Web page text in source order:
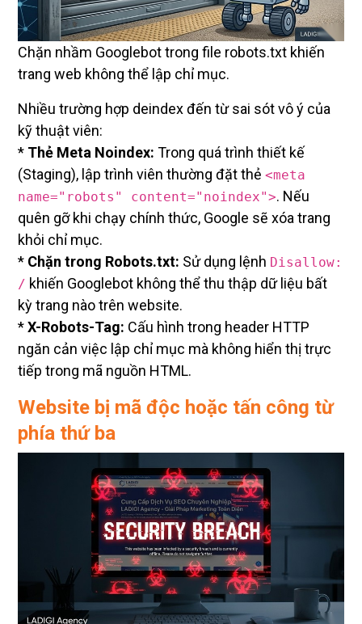
Chặn nhầm Googlebot trong file robots.txt khiến
trang web không thể lập chỉ mục.
Nhiều trường hợp deindex đến từ sai sót vô ý của
kỹ thuật viên:
* Thẻ Meta Noindex: Trong quá trình thiết kế
(Staging), lập trình viên thường đặt thẻ <meta
name="robots" content="noindex">. Nếu
quên gỡ khi chạy chính thức, Google sẽ xóa trang
khỏi chỉ mục.
* Chặn trong Robots.txt: Sử dụng lệnh Disallow:
/ khiến Googlebot không thể thu thập dữ liệu bất
kỳ trang nào trên website.
*X-Robots-Tag: Cấu hình trong header HTTP
ngăn cản việc lập chỉ mục mà không hiển thị trực
tiếp trong mã nguồn HTML.
Website bị mã độc hoặc tấn công từ
phía thứ ba